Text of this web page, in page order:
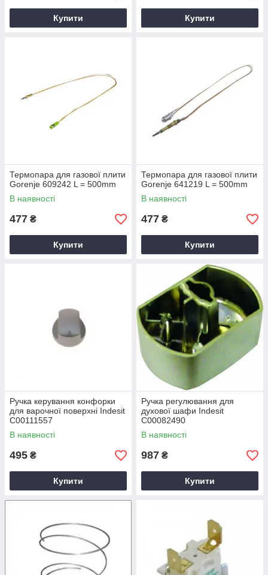
Купити Купити
Термопара для газової плити
Gorenje 609242 L = 500mm
В наявності
477 ₴
Купити
Термопара для газової плити
Gorenje 641219 L = 500mm
В наявності
477 ₴
Купити
Ручка керування конфорки
для варочної поверхні Indesit
C00111557
В наявності
495 ₴
Купити
Ручка регулювання для
духової шафи Indesit
C00082490
В наявності
987 ₴
Купити